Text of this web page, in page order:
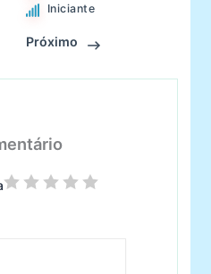
Iniciante
Próximo